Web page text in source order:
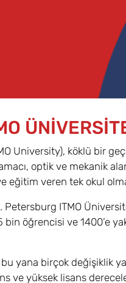
University), köklü bir
optik ve mekanik
eğitim veren tek okul
ITMO
öğrencisi ve 1400’e
yana birçok değişiklik
ve yüksek lisans